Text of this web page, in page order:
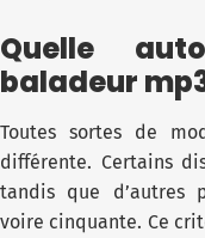
Quelle
baladeur
Toutes sortes de
différente. Certains
tandis que d’autres
voire cinquante. Ce